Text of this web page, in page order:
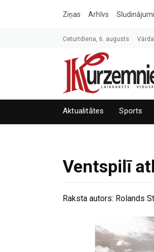
Ziņas Arhīvs Sludinājumi
Ceturtdiena, 6. augusts
Aktualitātes Sports
Ventspilī
Raksta autors: Rolands